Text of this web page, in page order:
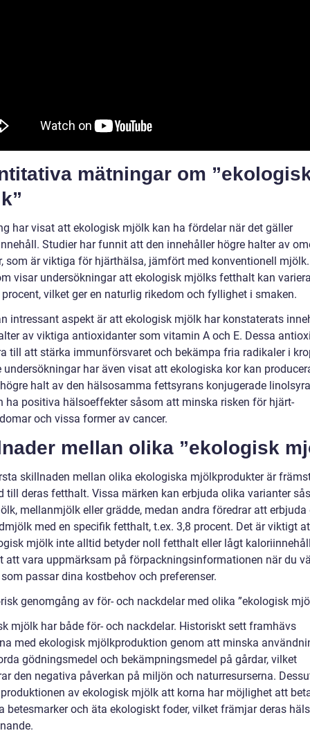
mätningar om
har visat att ekologisk mjölk kan ha fördelar när det gäller
Studier har funnit att den innehåller högre halter av
som är viktiga för hjärthälsa, jämfört med konventionell mjölk.
visar undersökningar att ekologisk mjölks fetthalt kan
vilket ger en naturlig rikedom och fyllighet i smaken.
intressant aspekt är att ekologisk mjölk har konstaterats
av viktiga antioxidanter som vitamin A och E. Dessa
till att stärka immunförsvaret och bekämpa fria radikaler i
undersökningar har även visat att ekologiska kor kan
halt av den hälsosamma fettsyrans konjugerade
ha positiva hälsoeffekter såsom att minska risken för hjärt-
och vissa former av cancer.
mellan olika ”ekologisk
skillnaden mellan olika ekologiska mjölkprodukter är
till deras fetthalt. Vissa märken kan erbjuda olika varianter
mellanmjölk eller grädde, medan andra föredrar att erbjuda
med en specifik fetthalt, t.ex. 3,8 procent. Det är viktigt
mjölk inte alltid betyder noll fetthalt eller lågt
att vara uppmärksam på förpackningsinformationen när du
passar dina kostbehov och preferenser.
genomgång av för- och nackdelar med olika ”ekologisk
mjölk har både för- och nackdelar. Historiskt sett framhävs
med ekologisk mjölkproduktion genom att minska
gödningsmedel och bekämpningsmedel på gårdar, vilket
den negativa påverkan på miljön och naturresurserna.
av ekologisk mjölk att korna har möjlighet att
betesmarker och äta ekologiskt foder, vilket främjar deras